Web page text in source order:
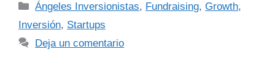
Ángeles Inversionistas, Fundraising,Growth,
Inversión, Startups
Deja un comentario